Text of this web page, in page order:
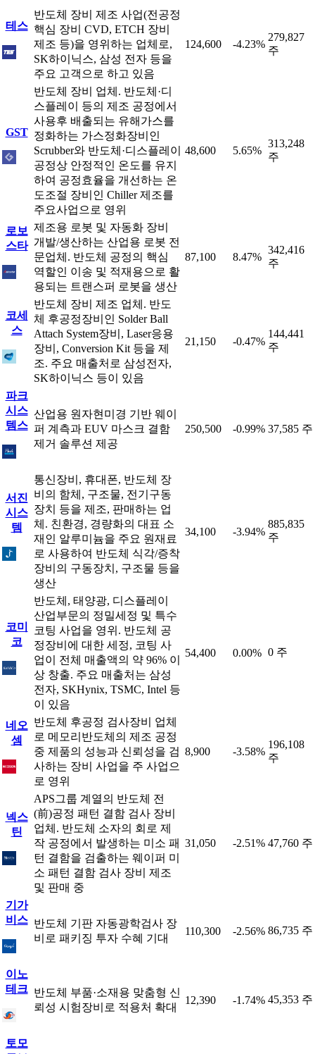
테스
반도체 장비 제조 사업(전공정
핵심 장비 CVD, ETCH 장비
제조 등)을 영위하는 업체로,
SK하이닉스, 삼성 전자 등을
주요 고객으로 하고 있음
124,600 -4.23%
279,827
주
GST
반도체 장비 업체. 반도체·디
스플레이 등의 제조 공정에서
사용후 배출되는 유해가스를
정화하는 가스정화장비인
Scrubber와 반도체·디스플레이
공정상 안정적인 온도를 유지
하여 공정효율을 개선하는 온
도조절 장비인 Chiller 제조를
주요사업으로 영위
48,600 5.65%
313,248
주
로보
스타
제조용 로봇 및 자동화 장비
개발/생산하는 산업용 로봇 전
문업체. 반도체 공정의 핵심
역할인 이송 및 적재용으로 활
용되는 트랜스퍼 로봇을 생산
87,100 8.47%
342,416
주
코세
스
반도체 장비 제조 업체. 반도
체 후공정장비인 Solder Ball
Attach System장비, Laser응용
장비, Conversion Kit 등을 제
조. 주요 매출처로 삼성전자,
SK하이닉스 등이 있음
21,150 -0.47%
144,441
주
파크
시스
템스
산업용 원자현미경 기반 웨이
퍼 계측과 EUV 마스크 결함
제거 솔루션 제공
250,500 -0.99% 37,585 주
서진
시스
템
통신장비, 휴대폰, 반도체 장
비의 함체, 구조물, 전기구동
장치 등을 제조, 판매하는 업
체. 친환경, 경량화의 대표 소
재인 알루미늄을 주요 원재료
로 사용하여 반도체 식각/증착
장비의 구동장치, 구조물 등을
생산
34,100 -3.94%
885,835
주
코미
코
반도체, 태양광, 디스플레이
산업부문의 정밀세정 및 특수
코팅 사업을 영위. 반도체 공
정장비에 대한 세정, 코팅 사
업이 전체 매출액의 약 96% 이
상 창출. 주요 매출처는 삼성
전자, SKHynix, TSMC, Intel 등
이 있음
54,400 0.00% 0 주
네오
셈
반도체 후공정 검사장비 업체
로 메모리반도체의 제조 공정
중 제품의 성능과 신뢰성을 검
사하는 장비 사업을 주 사업으
로 영위
8,900 -3.58%
196,108
주
넥스
틴
APS그룹 계열의 반도체 전
(前)공정 패턴 결함 검사 장비
업체. 반도체 소자의 회로 제
작 공정에서 발생하는 미소 패
턴 결함을 검출하는 웨이퍼 미
소 패턴 결함 검사 장비 제조
및 판매 중
31,050 -2.51% 47,760 주
기가
비스 반도체 기판 자동광학검사 장
비로 패키징 투자 수혜 기대
110,300 -2.56% 86,735 주
이노
테크 반도체 부품·소재용 맞춤형 신
뢰성 시험장비로 적용처 확대
12,390 -1.74% 45,353 주
토모